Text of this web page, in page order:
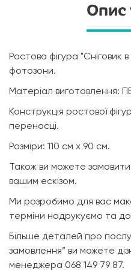
Опис
Ростова фігура "Сніговик
фотозони.
Матеріал виготовлення:
Конструкція ростової
переносці.
Розміри: 110 см х 90 см.
Також ви можете
вашим ескізом.
Ми розробимо для вас
терміни надрукуємо та
Більше деталей про
замовлення” ви можете
менеджера 068 149 79 87.